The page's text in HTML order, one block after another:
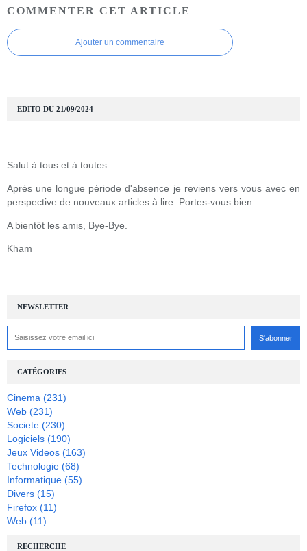
COMMENTER CET ARTICLE
Ajouter un commentaire
NEWSLETTER
RECHERCHE
CATÉGORIES
Cinema (231)
Web (231)
Societe (230)
Logiciels (190)
Jeux Videos (163)
Technologie (68)
Informatique (55)
Divers (15)
Firefox (11)
Web (11)
EDITO DU 21/09/2024
Salut à tous et à toutes.
Après une longue période d'absence je reviens vers vous avec en
perspective de nouveaux articles à lire. Portes-vous bien.
A bientôt les amis, Bye-Bye.
Kham